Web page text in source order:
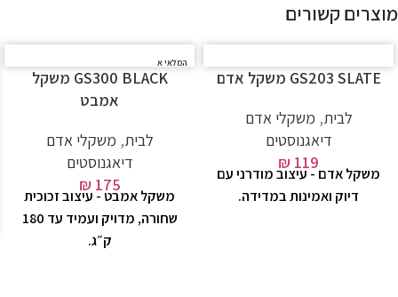
מוצרים קשורים
GS203 SLATE משקל אדם
לבית, משקלי אדם
דיאגנוסטים
₪ 119
משקל אדם - עיצוב מודרני עם
דיוק ואמינות במדידה.
המלאי א
GS300 BLACK משקל
אמבט
לבית, משקלי אדם
דיאגנוסטים
₪ 175
משקל אמבט - עיצוב זכוכית
שחורה, מדויק ועמיד עד 180
ק״ג.